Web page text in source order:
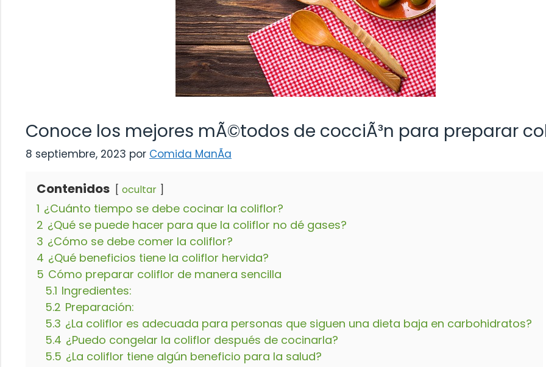
Conoce los mejores mÃ©todos de cocciÃ³n para preparar
8 septiembre, 2023 por Comida ManÃ­a
Contenidos ocultar
1 ¿Cuánto tiempo se debe cocinar la coliflor?
2 ¿Qué se puede hacer para que la coliflor no dé gases?
3 ¿Cómo se debe comer la coliflor?
4 ¿Qué beneficios tiene la coliflor hervida?
5 Cómo preparar coliflor de manera sencilla
5.1 Ingredientes:
5.2 Preparación:
5.3 ¿La coliflor es adecuada para personas que siguen una dieta baja en carbohidratos?
5.4 ¿Puedo congelar la coliflor después de cocinarla?
5.5 ¿La coliflor tiene algún beneficio para la salud?